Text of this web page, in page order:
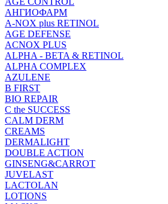
АНГИОФАРМ
A-NOX plus RETINOL
AGE DEFENSE
ACNOX PLUS
ALPHA - BETA & RETINOL
ALPHA COMPLEX
AZULENE
B FIRST
BIO REPAIR
C the SUCCESS
CALM DERM
CREAMS
DERMALIGHT
DOUBLE ACTION
GINSENG&CARROT
JUVELAST
LACTOLAN
LOTIONS